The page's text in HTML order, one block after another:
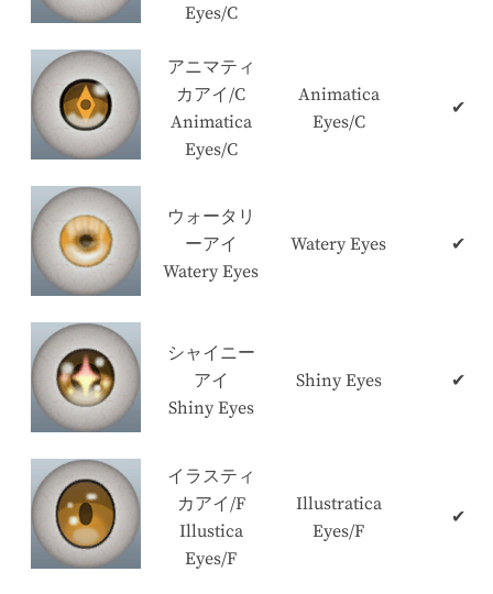
Eyes/C
アニマティ
カアイ/C
Animatica
Eyes/C
Animatica
Eyes/C
✔
ウォータリ
ーアイ
Watery Eyes
Watery Eyes ✔
シャイニー
アイ
Shiny Eyes
Shiny Eyes ✔
イラスティ
カアイ/F
Illustica
Eyes/F
Illustratica
Eyes/F
✔